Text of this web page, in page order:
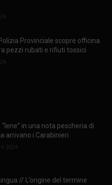
Provinciale scopre officina
pezzi rubati e rifiuti tossici
in una nota pescheria di
arrivano i Carabinieri
2024
// L’origine del termine